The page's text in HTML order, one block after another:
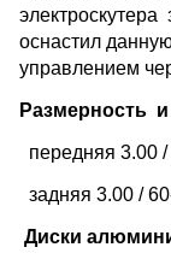
электроскутера
оснастил
управлением
передняя 3.00
задняя 3.00 /
Диски